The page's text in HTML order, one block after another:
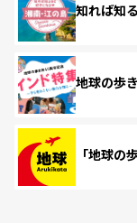
知れば知
地球の歩
「地球の